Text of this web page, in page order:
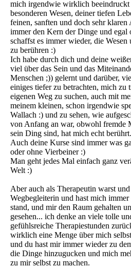
mich irgendwie wirklich beeindruckt
besonderen Wesen, deiner tiefen
feinen, sanften und doch sehr klaren
immer den Kern der Dinge und egal
schaffst es immer wieder, die
zu berühren :)
Ich habe durch dich und deine
viel über das Sein und das
Menschen ;)) gelernt und darüber,
einiges tiefer zu betrachten, mich zu
eigenen Weg zu suchen, auch mit
meinem kleinen, schon irgendwie
Wallach :) und zu sehen, wie
von Anfang an war, obwohl fremde
sein Ding sind, hat mich echt berührt.
Auch deine Kurse sind immer was
oder ohne Vierbeiner :)
Man geht jedes Mal einfach ganz
Welt :)
Aber auch als Therapeutin warst
Wegbegleiterin und hast mich
stand, und mir den Raum gehalten
gesehen... ich denke an viele tolle
gefühlsreiche Therapiestunden
wirklich eine Menge über mich
und du hast mir immer wieder zu
die Dinge hinzugucken und mich
zu mir selbst zu machen.